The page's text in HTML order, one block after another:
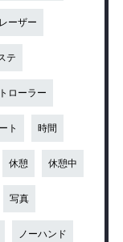
ーザー
テ
ローラー
ト 時間
休憩 休憩中
写真
ノーハンド